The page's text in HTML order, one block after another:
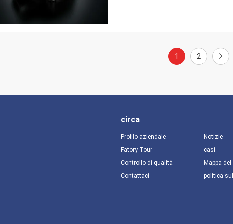
1 2
circa
Profilo aziendale
Fatory Tour
Controllo di qualità
Contattaci
Notizie
casi
Mappa
politica